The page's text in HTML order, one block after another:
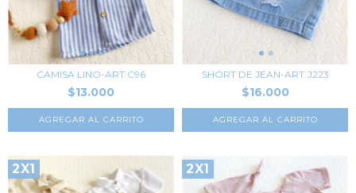
CAMISA LINO-ART.C96
$13.000
AGREGAR AL CARRITO
SHORT DE JEAN-ART.J223
$16.000
AGREGAR AL CARRITO
2X1 2X1